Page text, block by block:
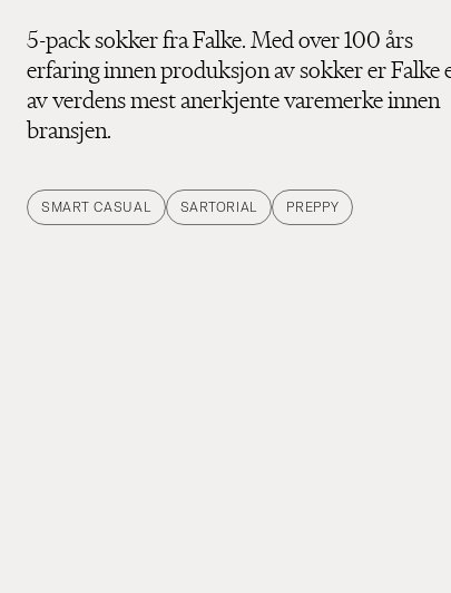
5-pack sokker fra Falke. Med over 100 års
erfaring innen produksjon av sokker er Falke
av verdens mest anerkjente varemerke innen
bransjen.
SMART CASUAL SARTORIAL PREPPY